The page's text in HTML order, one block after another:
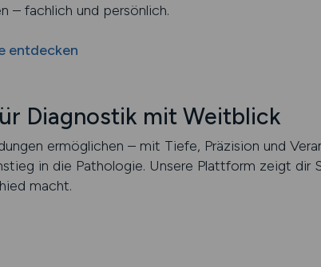
– fachlich und persönlich.
entdecken
Diagnostik mit Weitblick
ermöglichen – mit Tiefe, Präzision und
in die Pathologie. Unsere Plattform zeigt dir
macht.